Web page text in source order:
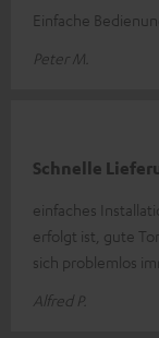
Einfache
Peter M.
Schnelle
einfaches
erfolgt ist, gute
sich problemlos
Alfred P.